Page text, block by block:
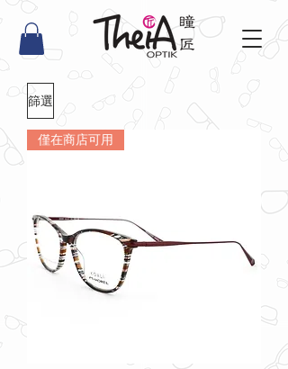
篩選
僅在商店可用